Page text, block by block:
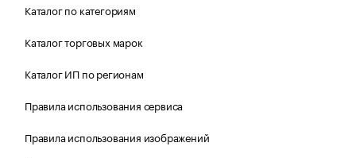
Каталог по категориям
Каталог торговых марок
Каталог ИП по регионам
Правила использования сервиса
Правила использования изображений